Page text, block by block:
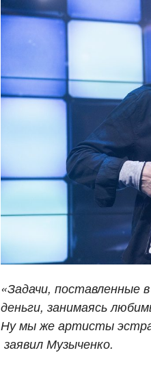
«Задачи, поставленные
деньги, занимаясь
Ну мы же артисты
заявил Музыченко.